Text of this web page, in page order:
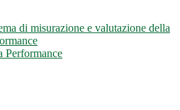
di misurazione e valutazione della
Performance